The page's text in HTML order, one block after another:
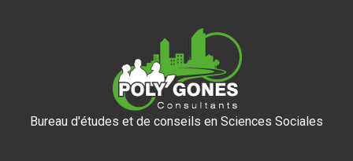
Bureau d'études et de conseils en Sciences Sociales